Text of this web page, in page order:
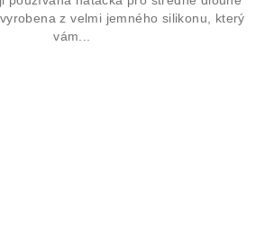
z velmi jemného silikonu, který
vám...